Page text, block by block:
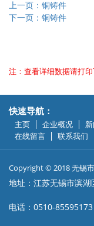
上一页：铜铸件
下一页：铜铸件
注：查看详细数据请打印
快速导航：
主页 企业概况
在线留言
联系我们
Copyright © 2018 无锡
地址：江苏无锡市滨
电话：0510-85595173